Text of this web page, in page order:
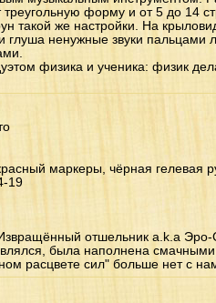
форму и от 5 до 14
такой же настройки. На
глуша ненужные звуки
физика и ученика: физик
маркеры, чёрная гелевая
19
отшельник a.k.a
была наполнена
расцвете сил" больше нет с